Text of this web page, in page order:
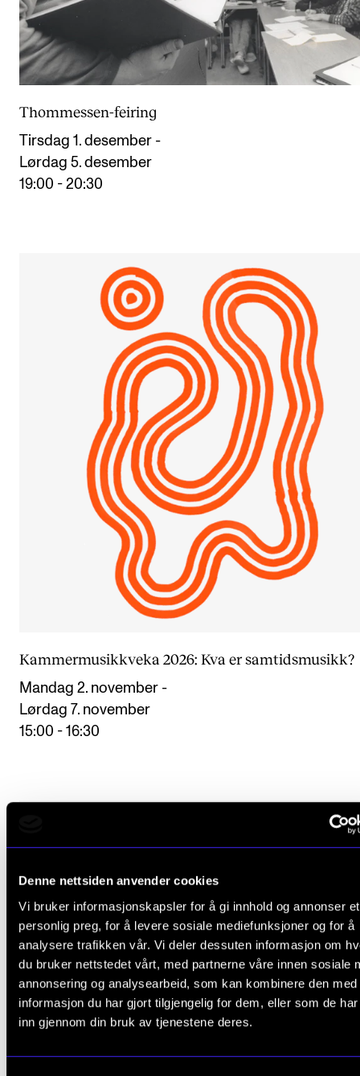
Denne nettsiden anvender cookies
Vi bruker informasjonskapsler for å gi innhold og annonser et
personlig preg, for å levere sosiale mediefunksjoner og for å
analysere trafikken vår. Vi deler dessuten informasjon om
du bruker nettstedet vårt, med partnerne våre innen sosiale
annonsering og analysearbeid, som kan kombinere den med
informasjon du har gjort tilgjengelig for dem, eller som de
inn gjennom din bruk av tjenestene deres.
CREMAH
NordART
Prosjekter
INTERNASJONALT
Utveksling
Arrangementer og konserter
Nyheter og historier
Ledige stillinger
Om Norges musikkhøgskole
For ansatte og studenter
Thommessen-feiring
Tirsdag 1. desember -
Lørdag 5. desember
19:00 - 20:30
Kammermusikkveka 2026: Kva er samtidsmusikk?
Mandag 2. november -
Lørdag 7. november
15:00 - 16:30